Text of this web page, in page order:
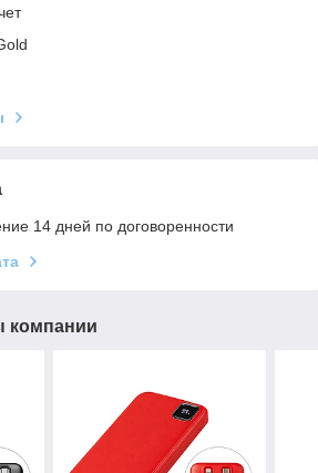
14 дней по договоренности
компании